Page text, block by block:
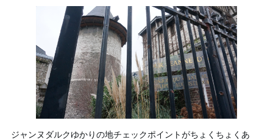
ジャンヌダルクゆかりの地チェックポイントがちょくちょくあ